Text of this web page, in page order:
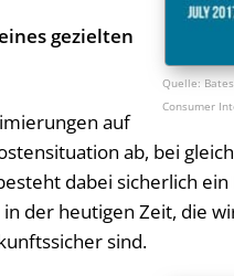
Consumer
gezielten
auf
ab, bei
dabei sicherlich
der heutigen Zeit, die
sind.